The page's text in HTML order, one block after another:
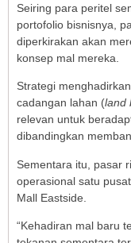
Seiring para peritel
portofolio bisnisnya,
diperkirakan akan
konsep mal mereka.
Strategi
cadangan lahan (land
relevan untuk
dibandingkan
Sementara itu, pasar
operasional satu
Mall Eastside.
“Kehadiran mal baru